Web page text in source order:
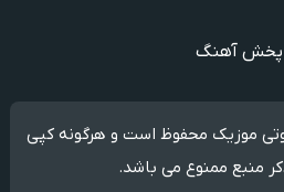
پخش آهنگ
موزیک محفوظ است و هرگونه کپی
منبع ممنوع می باشد.